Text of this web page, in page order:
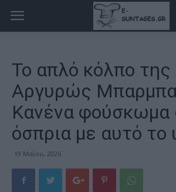
Το απλό κόλπο της
Αργυρώς
Κανένα φούσκωμα
όσπρια με αυτό το
19 Μαΐου, 2026